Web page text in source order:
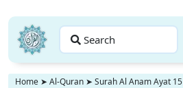
Search
Home ➤ Al-Quran ➤ Surah Al Anam Ayat 15